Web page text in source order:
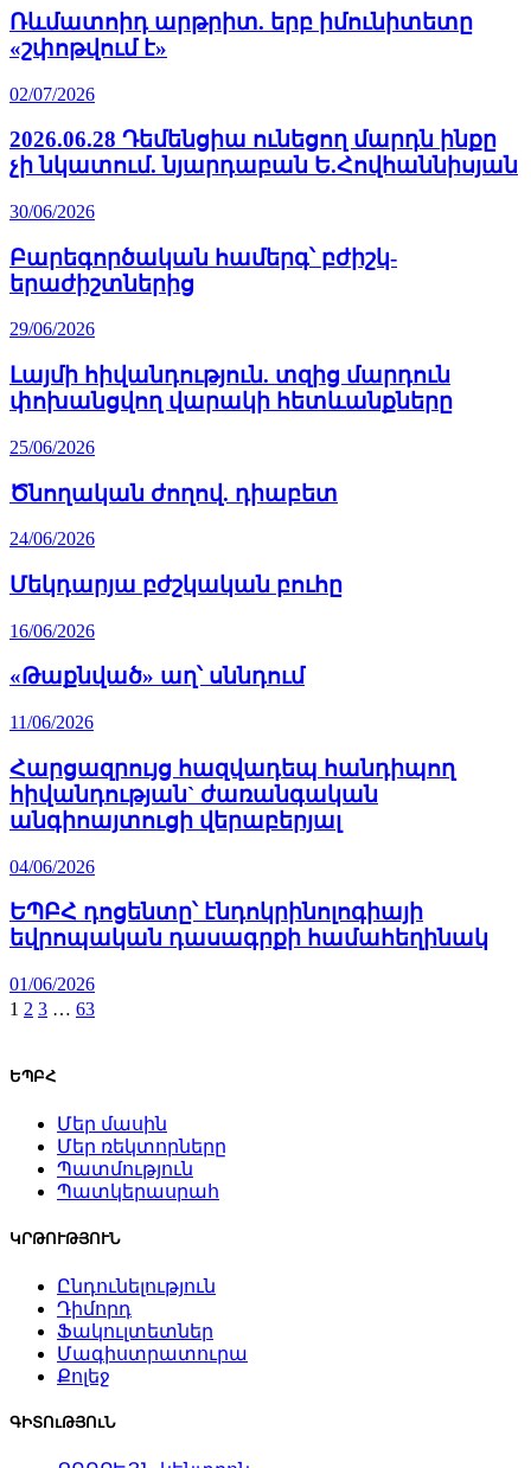
Ռևմատոիդ արթրիտ. երբ իմունիտետը
«շփոթվում է»
02/07/2026
2026.06.28 Դեմենցիա ունեցող մարդն ինքը
չի նկատում. նյարդաբան Ե.Հովհաննիսյան
30/06/2026
Բարեգործական համերգ՝ բժիշկ-
երաժիշտներից
29/06/2026
Լայմի հիվանդություն. տզից մարդուն
փոխանցվող վարակի հետևանքները
25/06/2026
Ծնողական ժողով. դիաբետ
24/06/2026
Մեկդարյա բժշկական բուհը
16/06/2026
«Թաքնված» աղ՝ սննդում
11/06/2026
Հարցազրույց հազվադեպ հանդիպող
հիվանդության` ժառանգական
անգիոայտուցի վերաբերյալ
04/06/2026
ԵՊԲՀ դոցենտը՝ էնդոկրինոլոգիայի
եվրոպական դասագրքի համահեղինակ
01/06/2026
1 2 3 … 63
ԵՊԲՀ
Մեր մասին
Մեր ռեկտորները
Պատմություն
Պատկերասրահ
ԿՐԹՈՒԹՅՈՒՆ
Ընդունելություն
Դիմորդ
Ֆակուլտետներ
Մագիստրատուրա
Քոլեջ
ԳԻՏՈւԹՅՈւՆ